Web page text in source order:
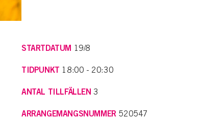
STARTDATUM 19/8
TIDPUNKT 18:00 - 20:30
ANTAL TILLFÄLLEN 3
ARRANGEMANGSNUMMER520547